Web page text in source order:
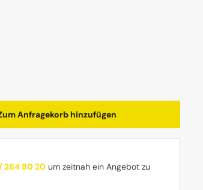
Wert ein oder
Anfragekorb hinzufügen
264 80 20 um zeitnah ein Angebot zu